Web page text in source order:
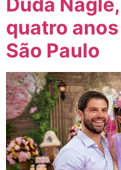
quatro
São Paulo